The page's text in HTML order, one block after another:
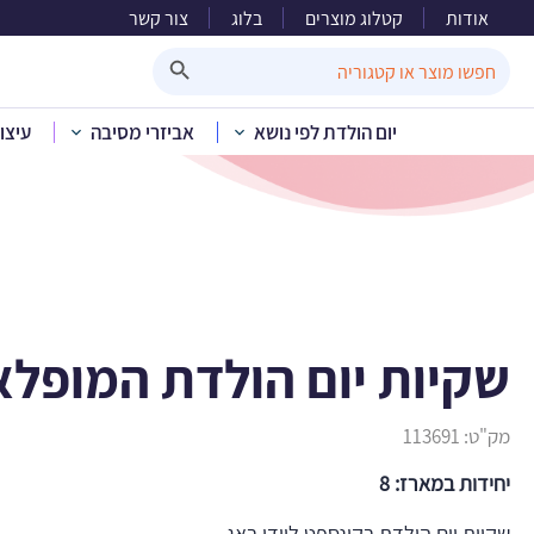
אודות קטלוג מוצרים בלוג צור קשר
for:
יום הולדת לפי נושא אביזרי מסיבה
בית» קטלוג מוצרים »
שקיות יום הולדת
מק"ט: 113691
יחידות במארז: 8